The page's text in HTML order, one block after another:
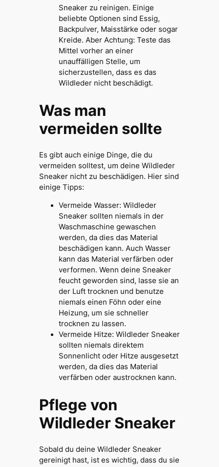
Sneaker zu reinigen. Einige
beliebte Optionen sind Essig,
Backpulver, Maisstärke oder sogar
Kreide. Aber Achtung: Teste das
Mittel vorher an einer
unauffälligen Stelle, um
sicherzustellen, dass es das
Wildleder nicht beschädigt.
Was man
vermeiden sollte
Es gibt auch einige Dinge, die du
vermeiden solltest, um deine Wildleder
Sneaker nicht zu beschädigen. Hier sind
einige Tipps:
Vermeide Wasser: Wildleder
Sneaker sollten niemals in der
Waschmaschine gewaschen
werden, da dies das Material
beschädigen kann. Auch Wasser
kann das Material verfärben oder
verformen. Wenn deine Sneaker
feucht geworden sind, lasse sie an
der Luft trocknen und benutze
niemals einen Föhn oder eine
Heizung, um sie schneller
trocknen zu lassen.
Vermeide Hitze: Wildleder Sneaker
sollten niemals direktem
Sonnenlicht oder Hitze ausgesetzt
werden, da dies das Material
verfärben oder austrocknen kann.
Pflege von
Wildleder Sneaker
Sobald du deine Wildleder Sneaker
gereinigt hast, ist es wichtig, dass du sie